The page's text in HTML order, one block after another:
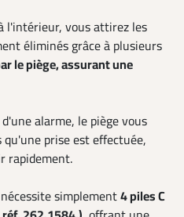
l'intérieur, vous attirez les
éliminés grâce à plusieurs
le piège, assurant une
alarme, le piège vous
prise est effectuée,
rapidement.
simplement4 piles C